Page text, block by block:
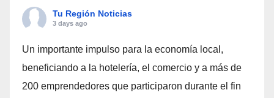
Tu Región Noticias
3 days ago
Un importante impulso para la economía local,
beneficiando a la hotelería, el comercio y a más de
200 emprendedores que participaron durante el fin